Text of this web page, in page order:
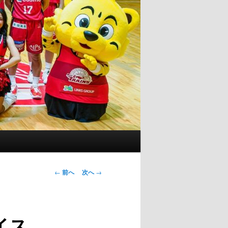
投
← 前へ 次へ→